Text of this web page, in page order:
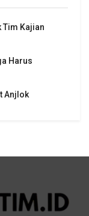
Tim Kajian
Harus
Anjlok